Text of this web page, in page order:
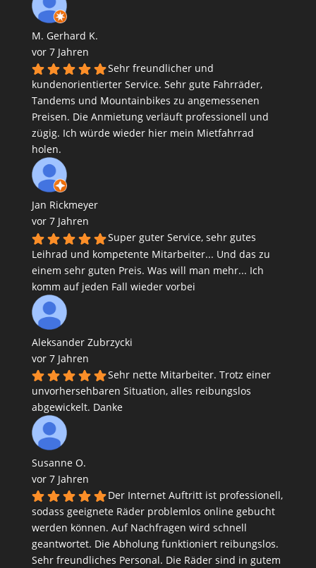
M. Gerhard K.
vor 7 Jahren
Sehr freundlicher und
kundenorientierter Service. Sehr gute Fahrräder,
Tandems und Mountainbikes zu angemessenen
Preisen. Die Anmietung verläuft professionell und
zügig. Ich würde wieder hier mein Mietfahrrad
holen.
Jan Rickmeyer
vor 7 Jahren
Super guter Service, sehr gutes
Leihrad und kompetente Mitarbeiter... Und das zu
einem sehr guten Preis. Was will man mehr... Ich
komm auf jeden Fall wieder vorbei
Aleksander Zubrzycki
vor 7 Jahren
Sehr nette Mitarbeiter. Trotz einer
unvorhersehbaren Situation, alles reibungslos
abgewickelt. Danke
Susanne O.
vor 7 Jahren
Der Internet Auftritt ist professionell,
sodass geeignete Räder problemlos online gebucht
werden können. Auf Nachfragen wird schnell
geantwortet. Die Abholung funktioniert reibungslos.
Sehr freundliches Personal. Die Räder sind in gutem